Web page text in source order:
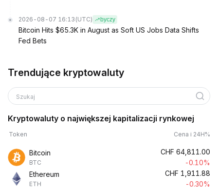
2026-08-07 16:13 (UTC) byczy
Bitcoin Hits $65.3K in August as Soft US Jobs Data Shifts
Fed Bets
Trendujące kryptowaluty
Szukaj
Kryptowaluty o największej kapitalizacji rynkowej
Token Cena i 24H%
Bitcoin
BTC
CHF 64,811.00
-0.10%
Ethereum
ETH
CHF 1,911.88
-0.30%